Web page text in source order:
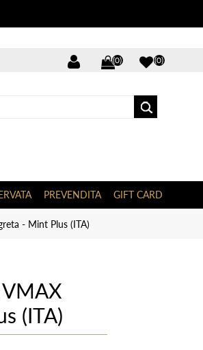
(0) (0)
PREVENDITA GIFT CARD
- Mint Plus (ITA)
(ITA)